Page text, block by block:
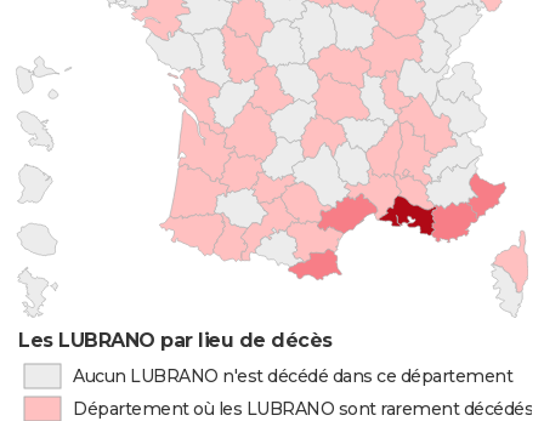
Les LUBRANO par lieu de décès
Aucun LUBRANO n'est décédé dans ce département
Département où les LUBRANO sont rarement décédés